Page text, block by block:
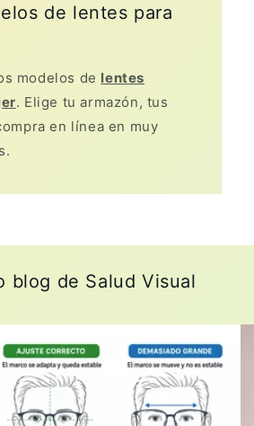
de lentes para
modelos de lentes
. Elige tu armazón, tus
en línea en muy
blog de Salud Visual